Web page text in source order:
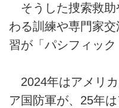
そうした捜索救助
わる訓練や専門家
習が「パシフィック
2024年はアメリ
ア国防軍が、25年